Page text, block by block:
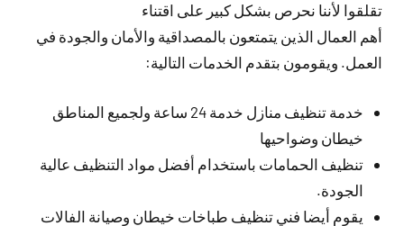
تقلقوا لأننا نحرص بشكل كبير على اقتناء
أهم العمال الذين يتمتعون بالمصداقية والأمان والجودة في
العمل. ويقومون بتقدم الخدمات التالية:
خدمة تنظيف منازل خدمة 24 ساعة ولجميع المناطق
خيطان وضواحيها
تنظيف الحمامات باستخدام أفضل مواد التنظيف عالية
الجودة.
يقوم أيضا فني تنظيف طباخات خيطان وصيانة الفالات